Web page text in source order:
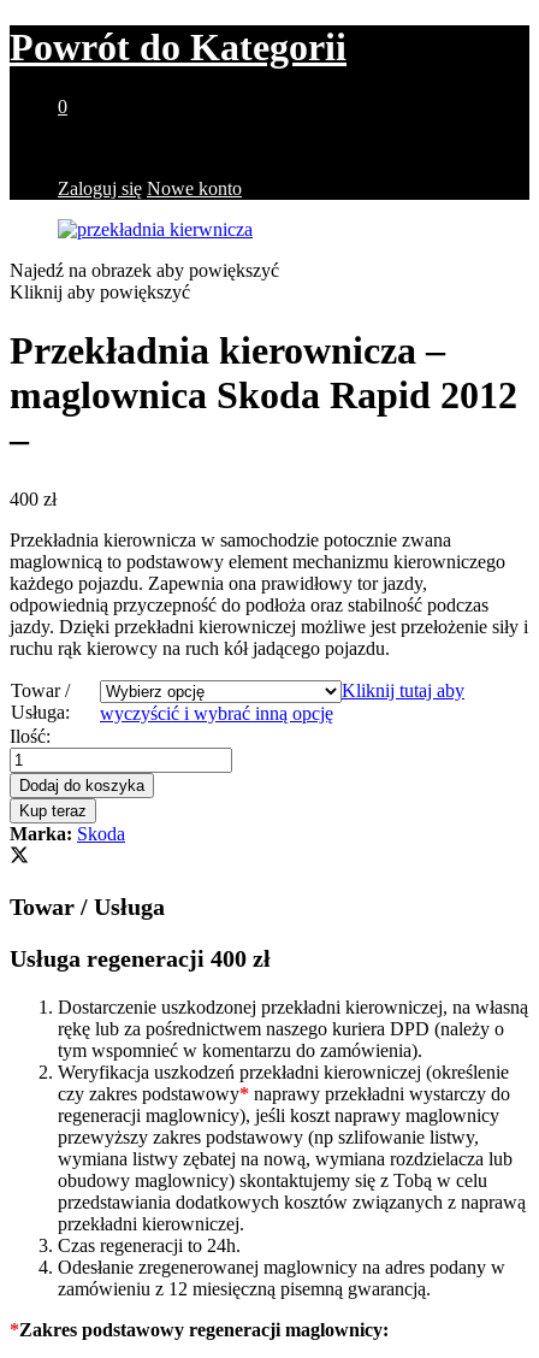
Powrót do Kategorii
0
Zaloguj się Nowe konto
Najedź na obrazek aby powiększyć
Kliknij aby powiększyć
Przekładnia kierownicza –
maglownica Skoda Rapid 2012
–
400 zł
Przekładnia kierownicza w samochodzie potocznie zwana
maglownicą to podstawowy element mechanizmu kierowniczego
każdego pojazdu. Zapewnia ona prawidłowy tor jazdy,
odpowiednią przyczepność do podłoża oraz stabilność podczas
jazdy. Dzięki przekładni kierowniczej możliwe jest przełożenie siły i
ruchu rąk kierowcy na ruch kół jadącego pojazdu.
Towar /
Usługa:
Kliknij tutaj aby
wyczyścić i wybrać inną opcję
Przekładnia
kierownicza
-
maglownica
Skoda
Rapid
2012
quantity
Ilość:
Dodaj do koszyka
Kup teraz
Marka: Skoda
Towar / Usługa
Usługa regeneracji 400 zł
Dostarczenie uszkodzonej przekładni kierowniczej, na własną
rękę lub za pośrednictwem naszego kuriera DPD (należy o
tym wspomnieć w komentarzu do zamówienia).
Weryfikacja uszkodzeń przekładni kierowniczej (określenie
czy zakres podstawowy* naprawy przekładni wystarczy do
regeneracji maglownicy), jeśli koszt naprawy maglownicy
przewyższy zakres podstawowy (np szlifowanie listwy,
wymiana listwy zębatej na nową, wymiana rozdzielacza lub
obudowy maglownicy) skontaktujemy się z Tobą w celu
przedstawiania dodatkowych kosztów związanych z naprawą
przekładni kierowniczej.
Czas regeneracji to 24h.
Odesłanie zregenerowanej maglownicy na adres podany w
zamówieniu z 12 miesięczną pisemną gwarancją.
*Zakres podstawowy regeneracji maglownicy: